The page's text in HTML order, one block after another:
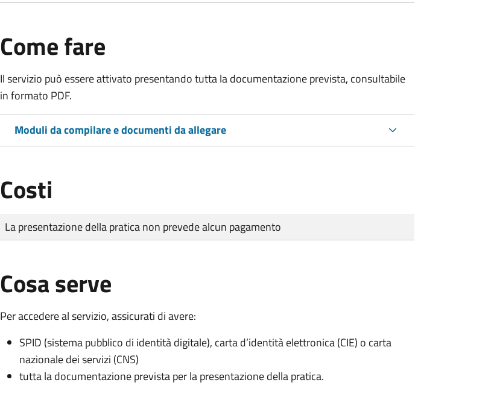
Come fare
Il servizio può essere attivato presentando tutta la documentazione prevista, consultabile
in formato PDF.
Moduli da compilare e documenti da allegare
Costi
Tipo di pagamento
Importo
La presentazione della pratica non prevede alcun pagamento
Cosa serve
Per accedere al servizio, assicurati di avere:
SPID (sistema pubblico di identità digitale), carta d’identità elettronica (CIE) o carta
nazionale dei servizi (CNS)
tutta la documentazione prevista per la presentazione della pratica.